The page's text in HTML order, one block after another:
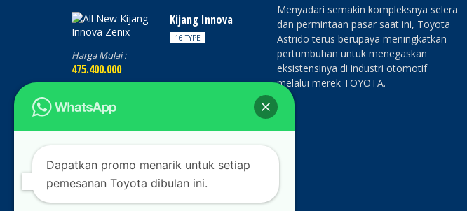
Kijang Innova
16 TYPE
Harga Mulai :
475.400.000
4 TYPE
Harga Mulai :
243.700.000
Menyadari semakin kompleksnya selera
dan permintaan pasar saat ini, Toyota
Astrido terus berupaya meningkatkan
pertumbuhan untuk menegaskan
eksistensinya di industri otomotif
melalui merek TOYOTA.
Dapatkan promo menarik untuk setiap
pemesanan Toyota dibulan ini.